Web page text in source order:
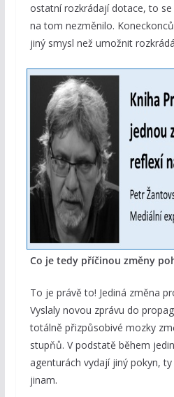
ostatní rozkrádají dotace, to se
na tom nezměnilo.
jiný smysl než umožnit
Co je tedy příčinou změny
To je právě to! Jediná změna
Vyslaly novou zprávu do
totálně přizpůsobivé mozky
stupňů. V podstatě během
agenturách vydají jiný pokyn,
jinam.